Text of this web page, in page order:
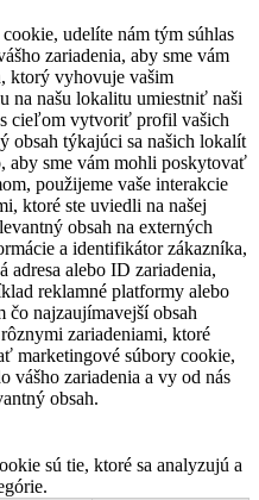
udelíte nám tým súhlas
zariadenia, aby sme vám
ktorý vyhovuje vašim
na našu lokalitu umiestniť naši
cieľom vytvoriť profil vašich
obsah týkajúci sa našich lokalít
aby sme vám mohli poskytovať
použijeme vaše interakcie
ktoré ste uviedli na našej
obsah na externých
a identifikátor zákazníka,
adresa alebo ID zariadenia,
reklamné platformy alebo
čo najzaujímavejší obsah
zariadeniami, ktoré
marketingové súbory cookie,
vášho zariadenia a vy od nás
obsah.
sú tie, ktoré sa analyzujú a